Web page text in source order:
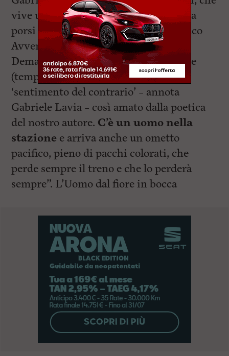
vive un’esistenza convenzionale, senza
porsi il problema della morte (il Pacifico
Avventore, interpretato da Michele
Demaria): “Piove a dirotto, ma è estate
(tempo assurdo!) per soddisfare il
‘sentimento del contrario’ – annota
Gabriele Lavia – così amato dalla poetica
del nostro autore. C’è un uomo nella
stazione e arriva anche un ometto
pacifico, pieno di pacchi colorati, che
perde sempre il treno e che lo perderà
sempre”. L’Uomo dal fiore in bocca